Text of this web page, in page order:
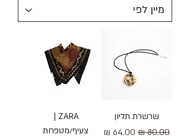
שרשרת תליון
מחיר רגיל מחיר מבצע
ZARA | ‏
צעיף/מטפחת